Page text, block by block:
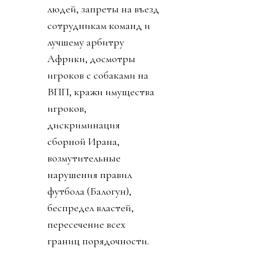
людей, запреты на въезд
сотрудникам команд и
лучшему арбитру
Африки, досмотры
игроков с собаками на
ВПП, кражи имущества
игроков,
дискриминация
сборной Ирана,
возмутительные
нарушения правил
футбола (Балогун),
беспредел властей,
пересечение всех
границ порядочности.